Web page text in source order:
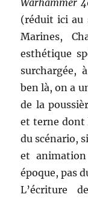
Warhammer
(réduit ici au
Marines,
esthétique
surchargée,
ben là, on a
de la
et terne dont
du scénario,
et
époque, pas
L’écriture